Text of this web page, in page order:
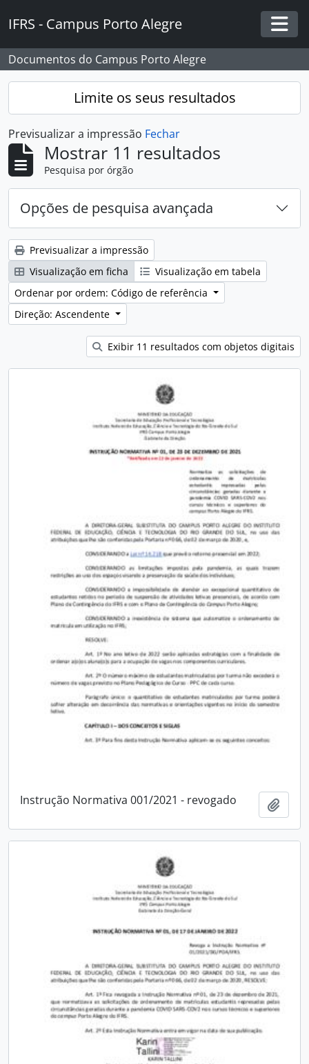
IFRS - Campus Porto Alegre
Documentos do Campus Porto Alegre
Limite os seus resultados
Previsualizar a impressão Fechar
Mostrar 11 resultados
Pesquisa por órgão
Opções de pesquisa avançada
Previsualizar a impressão
Visualização em ficha
Visualização em tabela
Ordenar por ordem: Código de referência
Direção: Ascendente
Exibir 11 resultados com objetos digitais
Instrução Normativa 001/2021 - revogado